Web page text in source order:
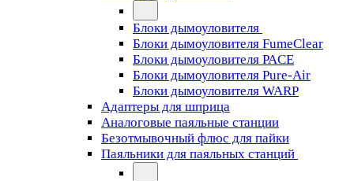
Блоки дымоуловителя
Блоки дымоуловителя FumeClear
Блоки дымоуловителя PACE
Блоки дымоуловителя Pure-Air
Блоки дымоуловителя WARP
Адаптеры для шприца
Аналоговые паяльные станции
Безотмывочный флюс для пайки
Паяльники для паяльных станций